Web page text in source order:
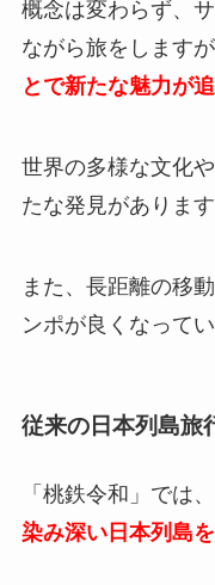
概念は変わらず、
ながら旅をしますが
とで新たな魅力が
世界の多様な文化
たな発見があります
また、長距離の移
ンポが良くなってい
従来の日本列島旅
「桃鉄令和」では、
染み深い日本列島を